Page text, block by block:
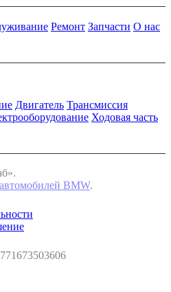
Ремонт Запчасти О нас
Двигатель Трансмиссия
Ходовая часть
BMW.